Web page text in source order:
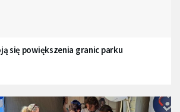
się powiększenia granic parku